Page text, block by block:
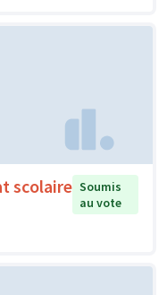
scolaire Soumis
au vote